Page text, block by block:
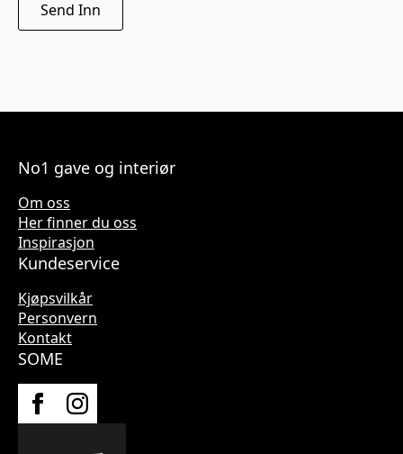
No1 gave og interiør
Om oss
Her finner du oss
Inspirasjon
Kundeservice
Kjøpsvilkår
Personvern
Kontakt
SOME